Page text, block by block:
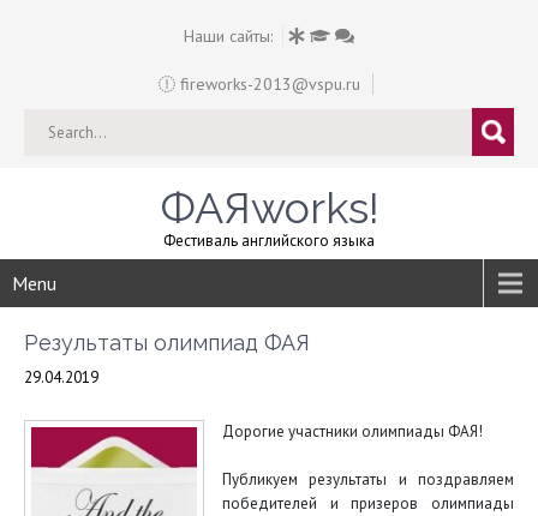
Наши сайты:
fireworks-2013@vspu.ru
ФАЯworks!
Фестиваль английского языка
Menu
Результаты олимпиад ФАЯ
29.04.2019
Дорогие участники олимпиады ФАЯ!
Публикуем результаты и поздравляем
победителей и призеров олимпиады